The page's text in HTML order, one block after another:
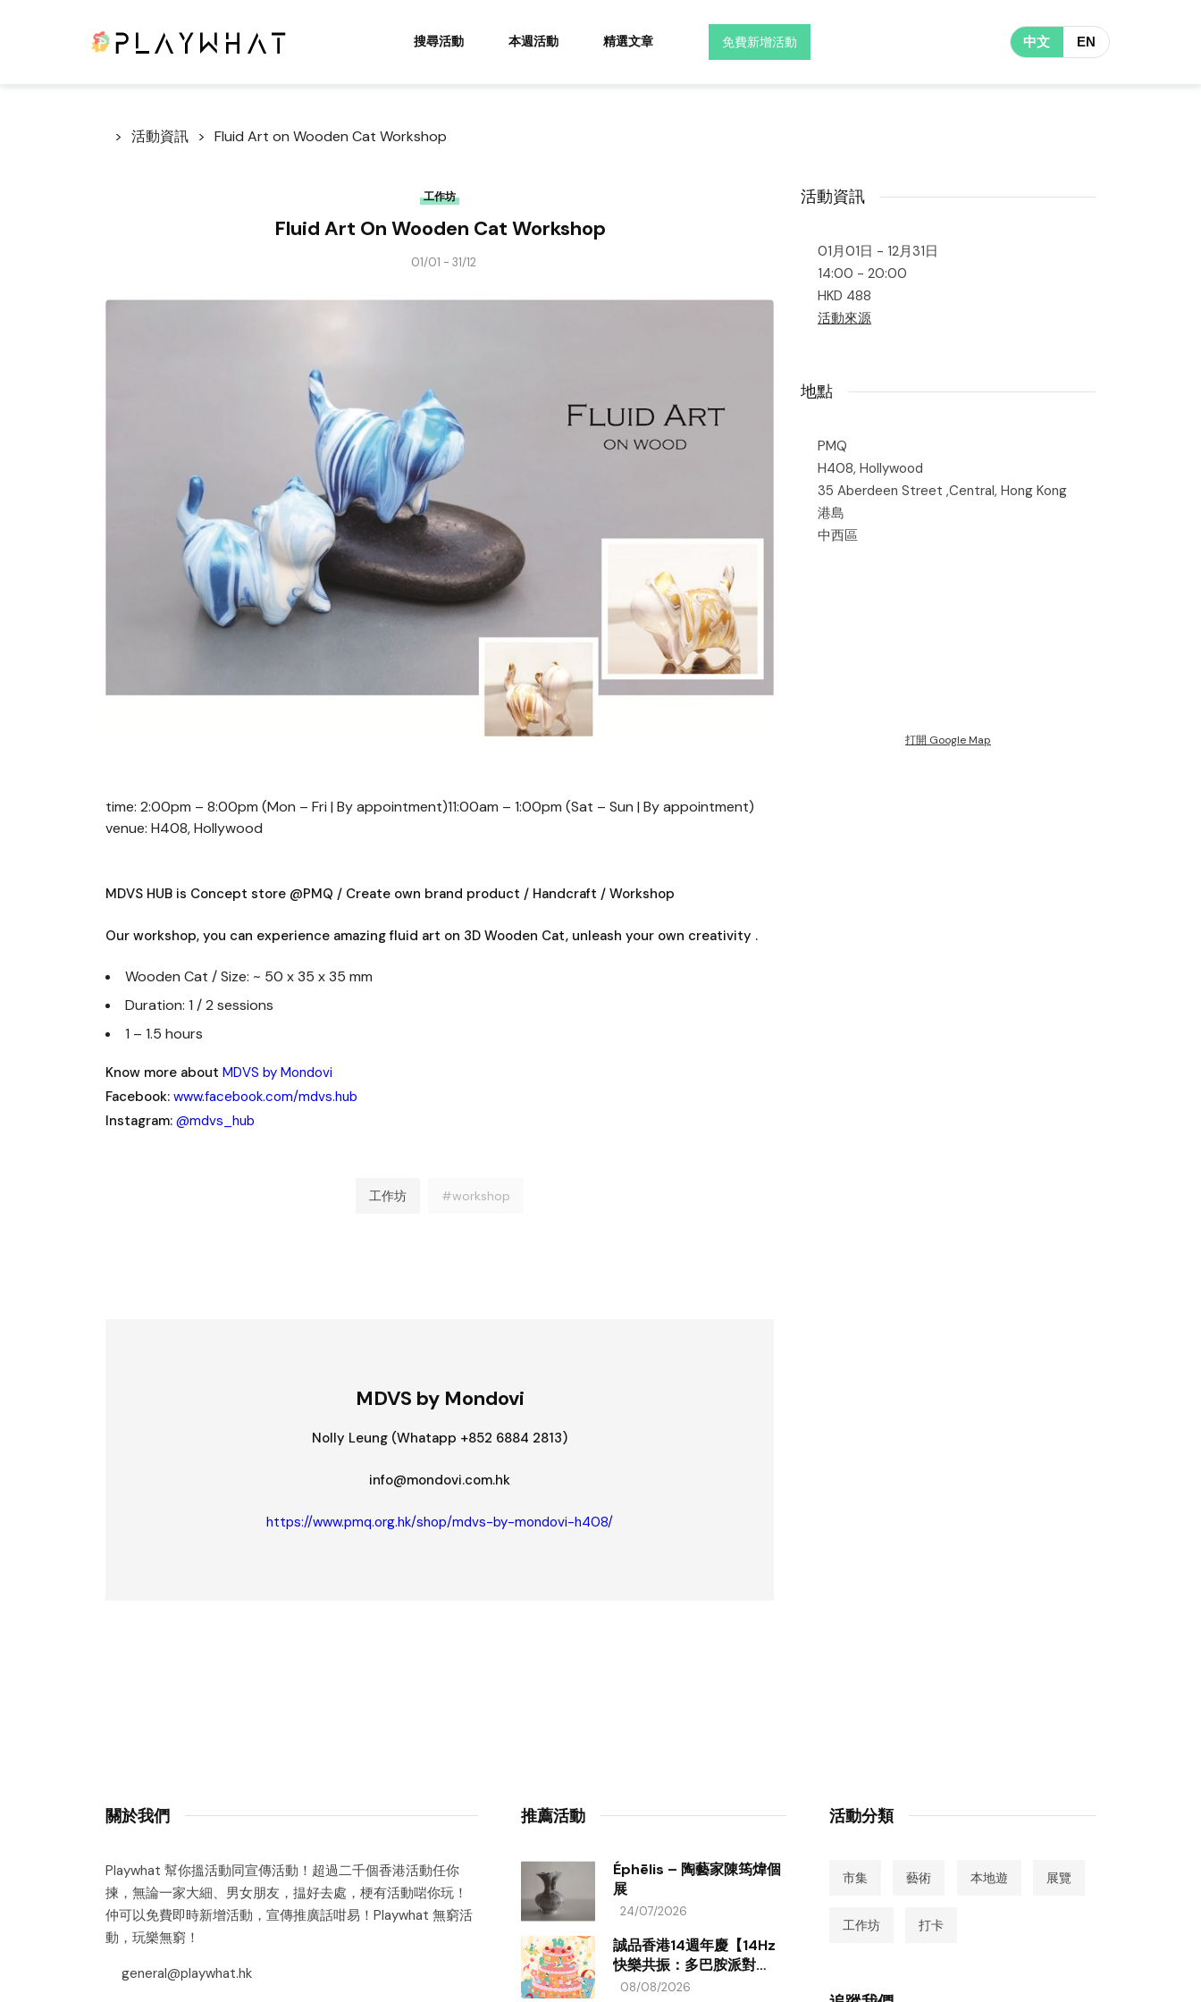
搜尋活動 本週活動 精選文章 免費新增活動 中文 EN
活動資訊 Fluid Art on Wooden Cat Workshop
工作坊
Fluid Art On Wooden Cat Workshop
01/01 - 31/12
time: 2:00pm – 8:00pm (Mon – Fri | By appointment)11:00am – 1:00pm (Sat – Sun | By appointment)
venue: H408, Hollywood
MDVS HUB is Concept store @PMQ / Create own brand product / Handcraft / Workshop
Our workshop, you can experience amazing fluid art on 3D Wooden Cat, unleash your own creativity .
Wooden Cat / Size: ~ 50 x 35 x 35 mm
Duration: 1 / 2 sessions
1 – 1.5 hours
Know more about MDVS by Mondovi
Facebook: www.facebook.com/mdvs.hub
Instagram: @mdvs_hub
工作坊 #workshop
MDVS by Mondovi
Nolly Leung (Whatapp +852 6884 2813)
info@mondovi.com.hk
https://www.pmq.org.hk/shop/mdvs-by-mondovi-h408/
活動資訊
01月01日 - 12月31日
14:00 - 20:00
HKD 488
活動來源
地點
PMQ
H408, Hollywood
35 Aberdeen Street ,Central, Hong Kong
港島
中西區
打開 Google Map
關於我們
Playwhat 幫你搵活動同宣傳活動！超過二千個香港活動任你
揀，無論一家大細、男女朋友，揾好去處，梗有活動啱你玩！
仲可以免費即時新增活動，宣傳推廣話咁易！Playwhat 無窮活
動，玩樂無窮！
general@playwhat.hk
推薦活動
Éphēlis – 陶藝家陳筠煒個
展
24/07/2026
誠品香港14週年慶【14Hz
快樂共振：多巴胺派對
ON!】
08/08/2026
活動分類
市集 藝術 本地遊 展覽
工作坊 打卡